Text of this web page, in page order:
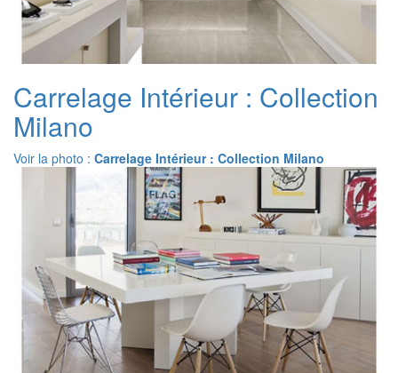
Carrelage Intérieur : Collection
Milano
Voir la photo : Carrelage Intérieur : Collection Milano